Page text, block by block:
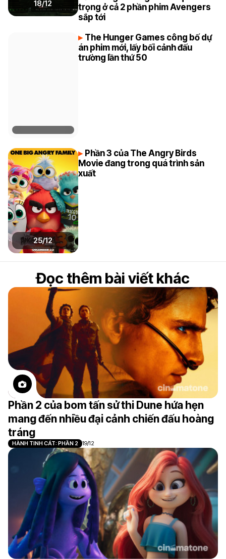
18/12
trọng ở cả 2 phần phim Avengers
sắp tới
The Hunger Games công bố dự
án phim mới, lấy bối cảnh đấu
trường lần thứ 50
25/12
Phần 3 của The Angry Birds
Movie đang trong quá trình sản
xuất
Đọc thêm bài viết khác
Phần 2 của bom tấn sử thi Dune hứa hẹn
mang đến nhiều đại cảnh chiến đấu hoàng
tráng
HÀNH TINH CÁT: PHẦN 2 19/12